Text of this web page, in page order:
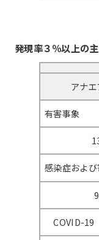
発現率３％以上の
アナエ
有害事象
感染症およ
COVID-19